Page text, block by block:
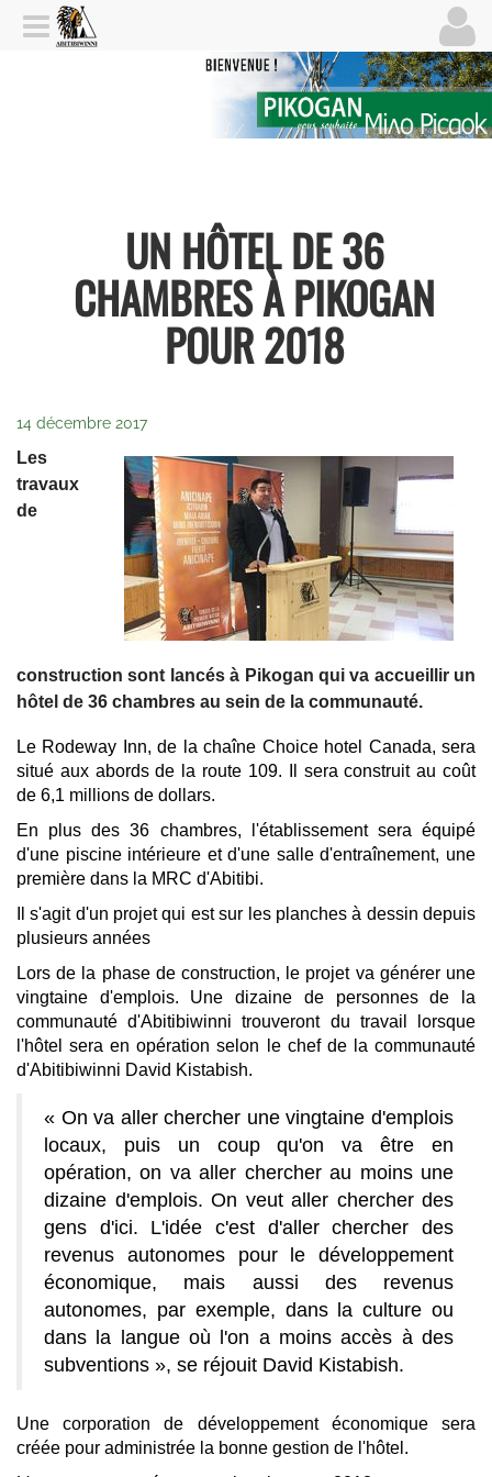
UN HÔTEL DE 36
CHAMBRES À PIKOGAN
POUR 2018
14 décembre 2017
Les
travaux
de
construction sont lancés à Pikogan qui va accueillir un
hôtel de 36 chambres au sein de la communauté.
Le Rodeway Inn, de la chaîne Choice hotel Canada, sera
situé aux abords de la route 109. Il sera construit au coût
de 6,1 millions de dollars.
En plus des 36 chambres, l'établissement sera équipé
d'une piscine intérieure et d'une salle d'entraînement, une
première dans la MRC d'Abitibi.
Il s'agit d'un projet qui est sur les planches à dessin depuis
plusieurs années
Lors de la phase de construction, le projet va générer une
vingtaine d'emplois. Une dizaine de personnes de la
communauté d'Abitibiwinni trouveront du travail lorsque
l'hôtel sera en opération selon le chef de la communauté
d'Abitibiwinni David Kistabish.
« On va aller chercher une vingtaine d'emplois
locaux, puis un coup qu'on va être en
opération, on va aller chercher au moins une
dizaine d'emplois. On veut aller chercher des
gens d'ici. L'idée c'est d'aller chercher des
revenus autonomes pour le développement
économique, mais aussi des revenus
autonomes, par exemple, dans la culture ou
dans la langue où l'on a moins accès à des
subventions », se réjouit David Kistabish.
Une corporation de développement économique sera
créée pour administrée la bonne gestion de l'hôtel.